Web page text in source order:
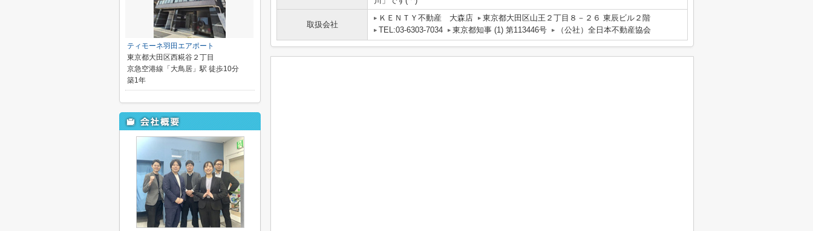
取扱会社
ＫＥＮＴＹ不動産 大森店
東京都大田区山王２丁目８－２６ 東辰ビル２階
TEL:03-6303-7034
東京都知事 (1) 第113446号 （公社）全日本不動産協会
ティモーネ羽田エアポート
東京都大田区西糀谷２丁目
京急空港線「大鳥居」駅 徒歩10分
築1年